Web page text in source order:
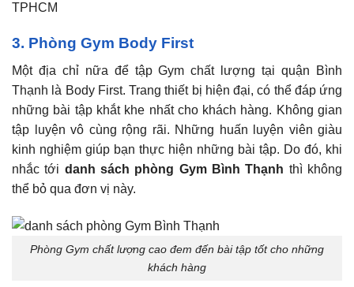
TPHCM
3. Phòng Gym Body First
Một địa chỉ nữa để tập Gym chất lượng tại quận Bình
Thạnh là Body First. Trang thiết bị hiện đại, có thể đáp ứng
những bài tập khắt khe nhất cho khách hàng. Không gian
tập luyện vô cùng rộng rãi. Những huấn luyện viên giàu
kinh nghiệm giúp bạn thực hiện những bài tập. Do đó, khi
nhắc tới danh sách phòng Gym Bình Thạn h thì không
thể bỏ qua đơn vị này.
Phòng Gym chất lượng cao đem đến bài tập tốt cho những
khách hàng